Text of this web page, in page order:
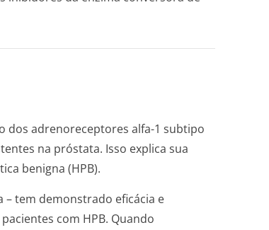
dos adrenoreceptores alfa-1 subtipo
na próstata. Isso explica sua
benigna (HPB).
tem demonstrado eficácia e
com HPB. Quando